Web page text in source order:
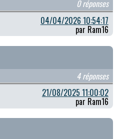
0 réponses
04/04/2026 10:54:17
par Ram16
4 réponses
21/08/2025 11:00:02
par Ram16